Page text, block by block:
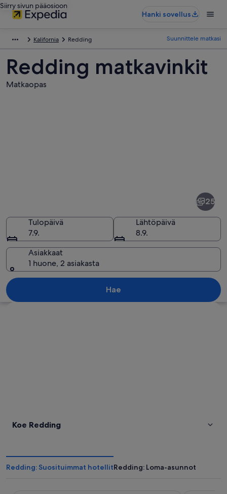
Siirry sivun pääosioon
Hanki sovellus
Kalifornia Redding Suunnittele matkasi
Redding matkavinkit
Matkaopas
Main Street Shoes -jalkinekauppa,
25
Tulopäivä
7.9.
Lähtöpäivä
8.9.
Asiakkaat
1 huone, 2 asiakasta
Hae
Koe Redding
Redding: Suosituimmat hotellitRedding: Loma-asunnot